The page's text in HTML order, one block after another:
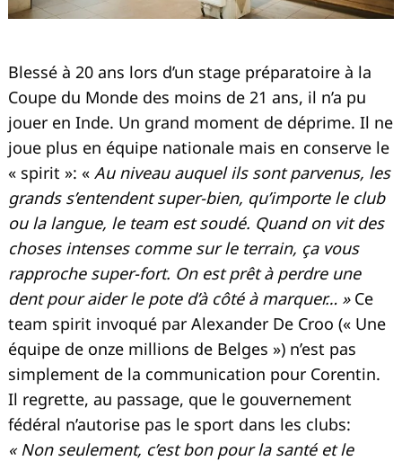
Blessé à 20 ans lors d’un stage préparatoire à la
Coupe du Monde des moins de 21 ans, il n’a pu
jouer en Inde. Un grand moment de déprime. Il ne
joue plus en équipe nationale mais en conserve le
« spirit »: « Au niveau auquel ils sont parvenus, les
grands s’entendent super-bien, qu’importe le club
ou la langue, le team est soudé. Quand on vit des
choses intenses comme sur le terrain, ça vous
rapproche super-fort. On est prêt à perdre une
dent pour aider le pote d’à côté à marquer… »Ce
team spirit invoqué par Alexander De Croo (« Une
équipe de onze millions de Belges ») n’est pas
simplement de la communication pour Corentin.
Il regrette, au passage, que le gouvernement
fédéral n’autorise pas le sport dans les clubs:
« Non seulement, c’est bon pour la santé et le